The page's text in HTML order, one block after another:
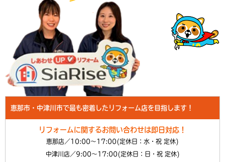
恵那市・中津川市で最も密着したリフォーム店を目指します！
リフォームに関するお問い合わせは即日対応！
恵那店／10:00～17:00(定休日：水・祝 定休)
中津川店／9:00～17:00(定休日：日・祝 定休)